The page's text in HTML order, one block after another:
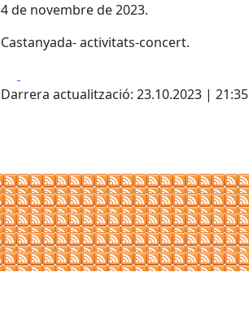
4 de novembre de 2023.
Castanyada- activitats-concert.
Darrera actualització: 23.10.2023 | 21:35